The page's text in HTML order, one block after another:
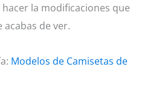
la modificaciones que
de ver.
Modelos de Camisetas de